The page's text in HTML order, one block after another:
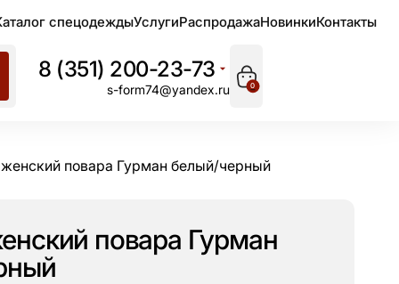
спецодеждыУслугиРаспродажаНовинкиКонтакты
8 (351) 200-23-73
s-form74@yandex.ru 0
повара Гурман белый/черный
повара Гурман